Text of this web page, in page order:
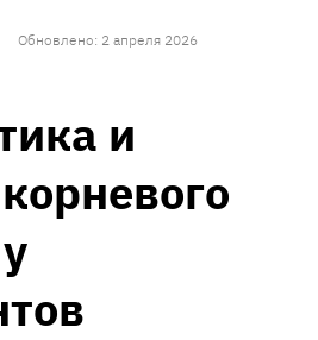
Обновлено: 2 апреля 2026
и